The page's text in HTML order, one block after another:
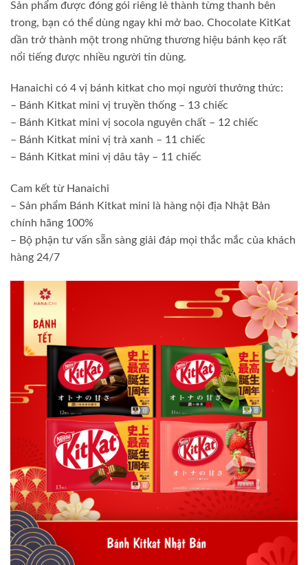
Sản phẩm được đóng gói riêng lẻ thành từng thanh bên
trong, bạn có thể dùng ngay khi mở bao. Chocolate KitKat
dần trở thành một trong những thương hiệu bánh kẹo rất
nổi tiếng được nhiều người tin dùng.
Hanaichi có 4 vị bánh kitkat cho mọi người thưởng thức:
– Bánh Kitkat mini vị truyền thống – 13 chiếc
– Bánh Kitkat mini vị socola nguyên chất – 12 chiếc
– Bánh Kitkat mini vị trà xanh – 11 chiếc
– Bánh Kitkat mini vị dâu tây – 11 chiếc
Cam kết từ Hanaichi
– Sản phẩm Bánh Kitkat mini là hàng nội địa Nhật Bản
chính hãng 100%
– Bộ phận tư vấn sẵn sàng giải đáp mọi thắc mắc của khách
hàng 24/7